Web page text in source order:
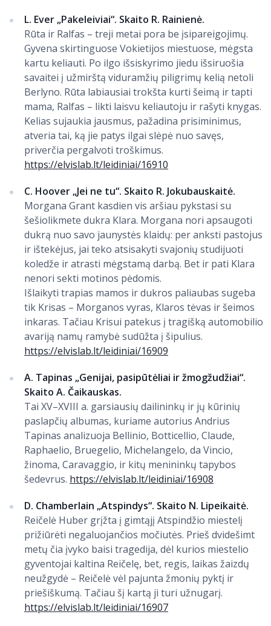
L. Ever „Pakeleiviai“. Skaito R. Rainienė.
Rūta ir Ralfas – treji metai pora be įsipareigojimų.
Gyvena skirtinguose Vokietijos miestuose, mėgsta
kartu keliauti. Po ilgo išsiskyrimo jiedu išsiruošia
savaitei į užmirštą viduramžių piligrimų kelią netoli
Berlyno. Rūta labiausiai trokšta kurti šeimą ir tapti
mama, Ralfas – likti laisvu keliautoju ir rašyti knygas.
Kelias sujaukia jausmus, pažadina prisiminimus,
atveria tai, ką jie patys ilgai slėpė nuo savęs,
priverčia pergalvoti troškimus.
https://elvislab.lt/leidiniai/16910
C. Hoover „Jei ne tu“. Skaito R. Jokubauskaitė.
Morgana Grant kasdien vis aršiau pykstasi su
šešiolikmete dukra Klara. Morgana nori apsaugoti
dukrą nuo savo jaunystės klaidų: per anksti pastojus
ir ištekėjus, jai teko atsisakyti svajonių studijuoti
koledže ir atrasti mėgstamą darbą. Bet ir pati Klara
nenori sekti motinos pėdomis.
Išlaikyti trapias mamos ir dukros paliaubas sugeba
tik Krisas – Morganos vyras, Klaros tėvas ir šeimos
inkaras. Tačiau Krisui patekus į tragišką automobilio
avariją namų ramybė sudūžta į šipulius.
https://elvislab.lt/leidiniai/16909
A. Tapinas „Genijai, pasipūtėliai ir žmogžudžiai“.
Skaito A. Čaikauskas.
Tai XV–XVIII a. garsiausių dailininkų ir jų kūrinių
paslapčių albumas, kuriame autorius Andrius
Tapinas analizuoja Bellinio, Botticellio, Claude,
Raphaelio, Bruegelio, Michelangelo, da Vincio,
žinoma, Caravaggio, ir kitų menininkų tapybos
šedevrus. https://elvislab.lt/leidiniai/16908
D. Chamberlain „Atspindys“. Skaito N. Lipeikaitė.
Reičelė Huber grįžta į gimtąjį Atspindžio miestelį
prižiūrėti negaluojančios močiutės. Prieš dvidešimt
metų čia įvyko baisi tragedija, dėl kurios miestelio
gyventojai kaltina Reičelę, bet, regis, laikas žaizdų
neužgydė – Reičelė vėl pajunta žmonių pyktį ir
priešiškumą. Tačiau šį kartą ji turi užnugarį.
https://elvislab.lt/leidiniai/16907